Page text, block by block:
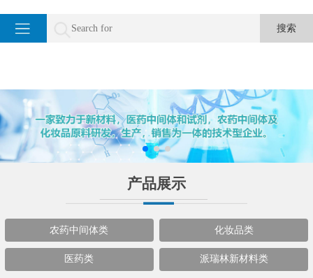
产品展示
农药中间体类 化妆品类
医药类 派瑞林新材料类